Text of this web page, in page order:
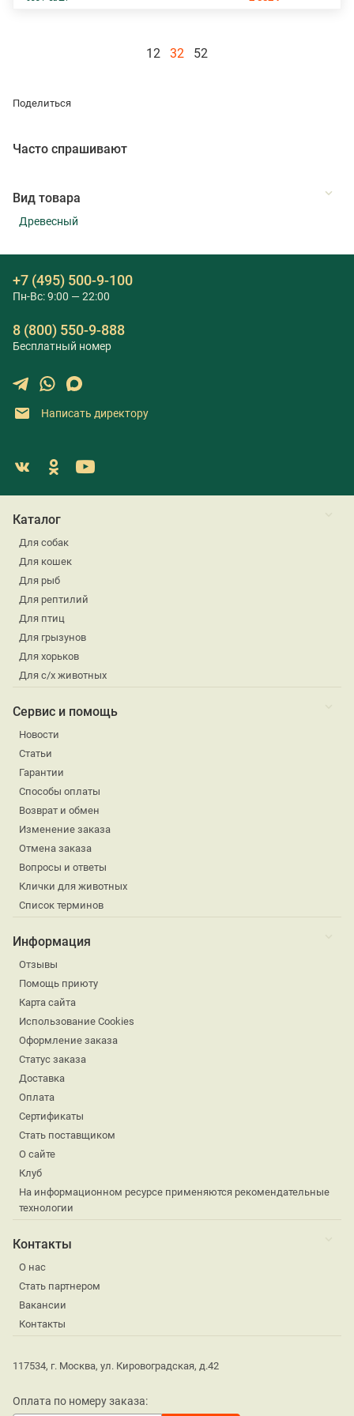
12 32 52
Поделиться
Часто спрашивают
Вид товара
Древесный
+7 (495) 500-9-100
Пн-Вс: 9:00 — 22:00
8 (800) 550-9-888
Бесплатный номер
Написать директору
Каталог
Для собак
Для кошек
Для рыб
Для рептилий
Для птиц
Для грызунов
Для хорьков
Для с/х животных
Сервис и помощь
Новости
Статьи
Гарантии
Способы оплаты
Возврат и обмен
Изменение заказа
Отмена заказа
Вопросы и ответы
Клички для животных
Список терминов
Информация
Отзывы
Помощь приюту
Карта сайта
Использование Cookies
Оформление заказа
Статус заказа
Доставка
Оплата
Сертификаты
Стать поставщиком
О сайте
Клуб
На информационном ресурсе применяются рекомендательные
технологии
Контакты
О нас
Стать партнером
Вакансии
Контакты
117534, г. Москва, ул. Кировоградская, д.42
Оплата по номеру заказа: